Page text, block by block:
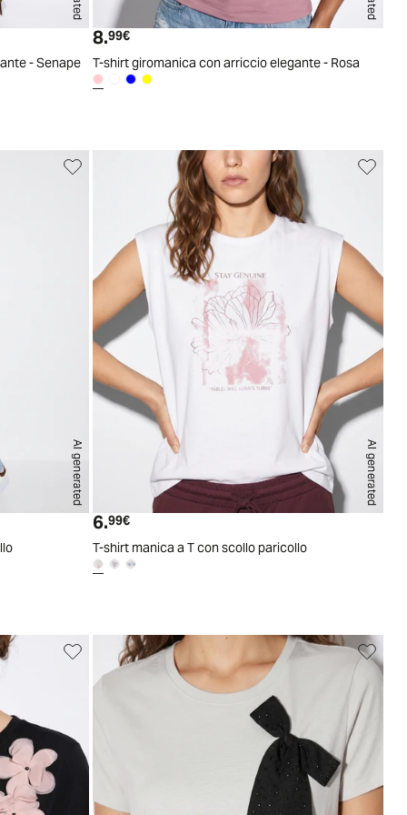
- Senape
Prezzo attuale
8.99€
T-shirt giromanica con arriccio elegante - Rosa
AI generated
XL
AI generated
SML
XL
Prezzo attuale
6.99€
T-shirt manica a T con scollo paricollo